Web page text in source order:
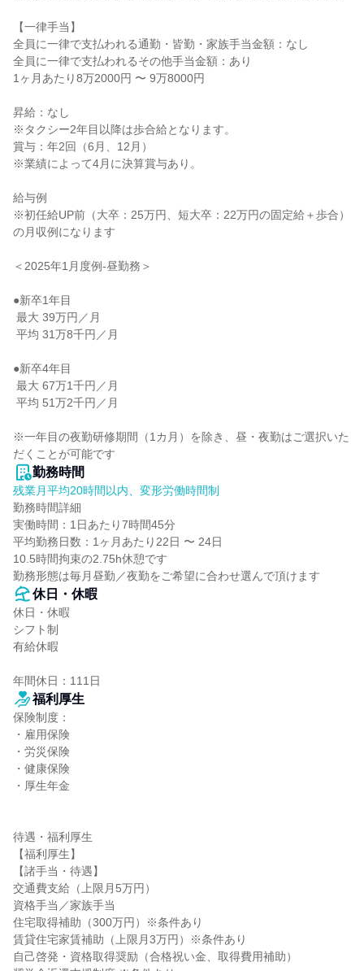
【一律手当】
全員に一律で支払われる通勤・皆勤・家族手当金額：なし
全員に一律で支払われるその他手当金額：あり
1ヶ月あたり8万2000円 〜 9万8000円
昇給：なし
※タクシー2年目以降は歩合給となります。
賞与：年2回（6月、12月）
※業績によって4月に決算賞与あり。
給与例
※初任給UP前（大卒：25万円、短大卒：22万円の固定給＋歩合）
の月収例になります
＜2025年1月度例-昼勤務＞
●新卒1年目
●新卒4年目
※一年目の夜勤研修期間（1カ月）を除き、昼・夜勤はご選択いた
だくことが可能です
勤務時間
残業月平均20時間以内、変形労働時間制
勤務時間詳細
実働時間：1日あたり7時間45分
平均勤務日数：1ヶ月あたり22日 〜 24日
10.5時間拘束の2.75h休憩です
勤務形態は毎月昼勤／夜勤をご希望に合わせ選んで頂けます
休日・休暇
休日・休暇
シフト制
有給休暇
年間休日：111日
福利厚生
保険制度：
・雇用保険
・労災保険
・健康保険
・厚生年金
待遇・福利厚生
【福利厚生】
【諸手当・待遇】
交通費支給（上限月5万円）
資格手当／家族手当
住宅取得補助（300万円）※条件あり
賃貸住宅家賃補助（上限月3万円）※条件あり
自己啓発・資格取得奨励（合格祝い金、取得費用補助）